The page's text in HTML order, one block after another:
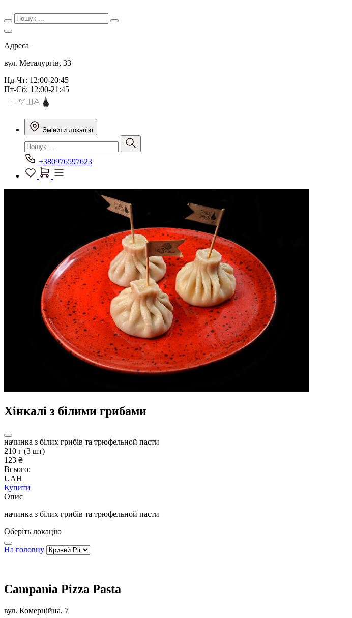
Адреса
вул. Металургів, 33
Нд-Чт: 12:00-20:45
Пт-Сб: 12:00-21:45
Змінити локацію
+380976597623
Хінкалі з білими грибами
начинка з білих грибів та трюфельной пасти
210 г (3 шт)
123 ₴
Всього:
UAH
Купити
Опис
начинка з білих грибів та трюфельной пасти
Оберіть локацію
На головну
Campania Pizza Pasta
вул. Комерційна, 7